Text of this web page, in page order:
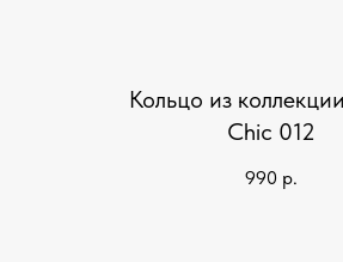
Кольцо из
Chic 012
990 р.